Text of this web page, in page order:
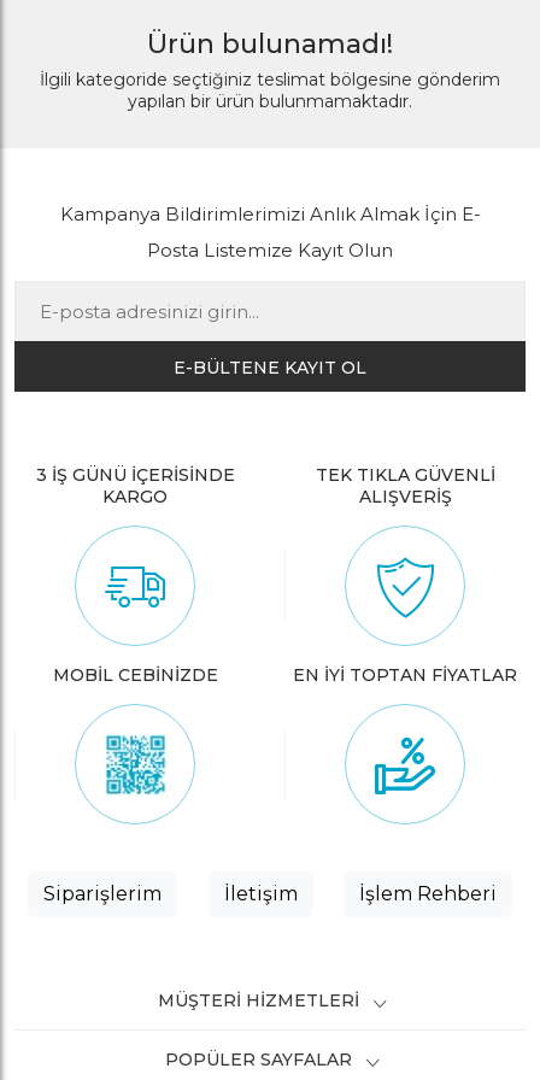
Ürün bulunamadı!
İlgili kategoride seçtiğiniz teslimat bölgesine gönderim
yapılan bir ürün bulunmamaktadır.
Kampanya Bildirimlerimizi Anlık Almak İçin E-
Posta Listemize Kayıt Olun
E-BÜLTENE KAYIT OL
3 İŞ GÜNÜ İÇERİSİNDE
KARGO
TEK TIKLA GÜVENLİ
ALIŞVERİŞ
MOBİL CEBİNİZDE EN İYİ TOPTAN FİYATLAR
Siparişlerim İletişim İşlem Rehberi
MÜŞTERI HIZMETLERI
POPÜLER SAYFALAR